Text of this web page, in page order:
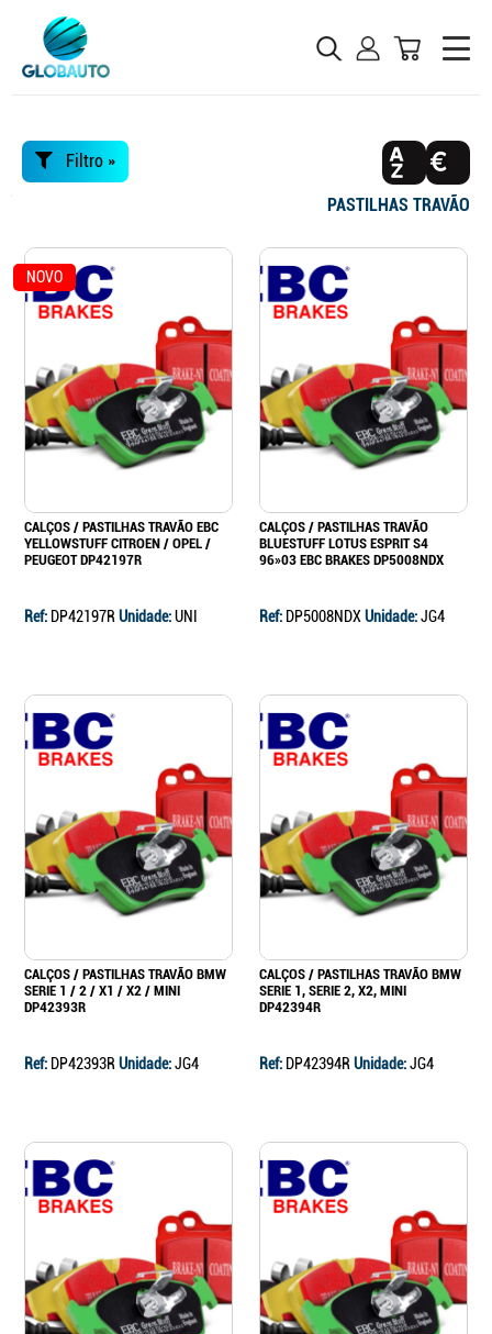
Filtro »
PASTILHAS TRAVÃO
NOVO
CALÇOS / PASTILHAS TRAVÃO EBC
YELLOWSTUFF CITROEN / OPEL /
PEUGEOT DP42197R
Ref: DP42197R Unidade:UNI
CALÇOS / PASTILHAS TRAVÃO
BLUESTUFF LOTUS ESPRIT S4
96»03 EBC BRAKES DP5008NDX
Ref: DP5008NDXUnidade:JG4
CALÇOS / PASTILHAS TRAVÃO BMW
SERIE 1 / 2 / X1 / X2 / MINI
DP42393R
Ref: DP42393R Unidade:JG4
CALÇOS / PASTILHAS TRAVÃO BMW
SERIE 1, SERIE 2, X2, MINI
DP42394R
Ref: DP42394R Unidade:JG4